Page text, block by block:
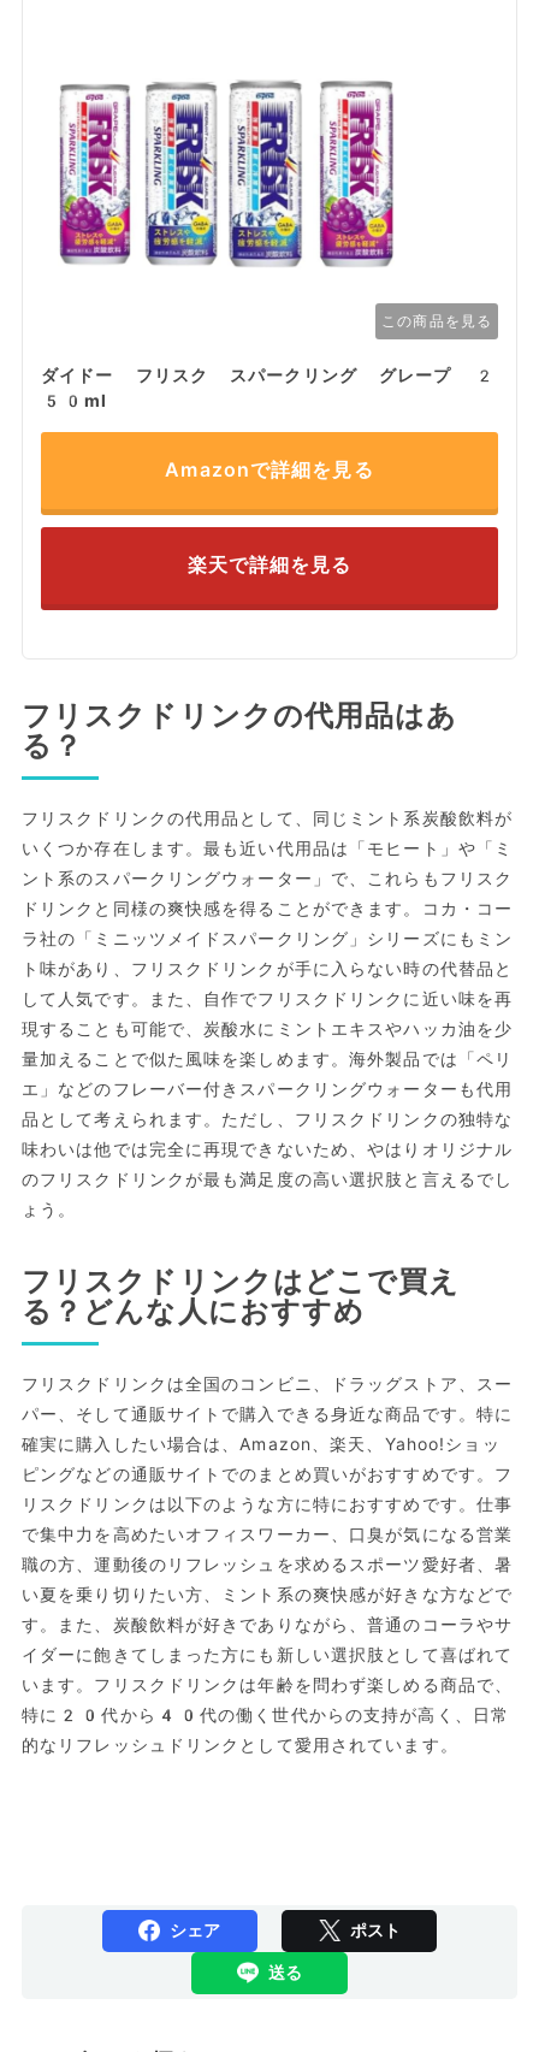
この商品を見る
ダイドー フリスク スパークリング グレープ 2
50ml
Amazonで詳細を見る
楽天で詳細を見る
フリスクドリンクの代用品はあ
る？
フリスクドリンクの代用品として、同じミント系炭酸飲料が
いくつか存在します。最も近い代用品は「モヒート」や「ミ
ント系のスパークリングウォーター」で、これらもフリスク
ドリンクと同様の爽快感を得ることができます。コカ・コー
ラ社の「ミニッツメイドスパークリング」シリーズにもミン
ト味があり、フリスクドリンクが手に入らない時の代替品と
して人気です。また、自作でフリスクドリンクに近い味を再
現することも可能で、炭酸水にミントエキスやハッカ油を少
量加えることで似た風味を楽しめます。海外製品では「ペリ
エ」などのフレーバー付きスパークリングウォーターも代用
品として考えられます。ただし、フリスクドリンクの独特な
味わいは他では完全に再現できないため、やはりオリジナル
のフリスクドリンクが最も満足度の高い選択肢と言えるでし
ょう。
フリスクドリンクはどこで買え
る？どんな人におすすめ
フリスクドリンクは全国のコンビニ、ドラッグストア、スー
パー、そして通販サイトで購入できる身近な商品です。特に
確実に購入したい場合は、Amazon、楽天、Yahoo!ショッ
ピングなどの通販サイトでのまとめ買いがおすすめです。フ
リスクドリンクは以下のような方に特におすすめです。仕事
で集中力を高めたいオフィスワーカー、口臭が気になる営業
職の方、運動後のリフレッシュを求めるスポーツ愛好者、暑
い夏を乗り切りたい方、ミント系の爽快感が好きな方などで
す。また、炭酸飲料が好きでありながら、普通のコーラやサ
イダーに飽きてしまった方にも新しい選択肢として喜ばれて
います。フリスクドリンクは年齢を問わず楽しめる商品で、
特に20代から40代の働く世代からの支持が高く、日常
的なリフレッシュドリンクとして愛用されています。
シェア ポスト
送る